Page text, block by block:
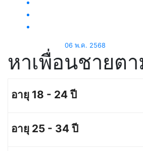
06 พ.ค. 2568
หาเพื่อนชายต